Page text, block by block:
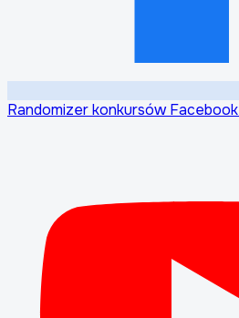
Randomizer konkursów Facebook